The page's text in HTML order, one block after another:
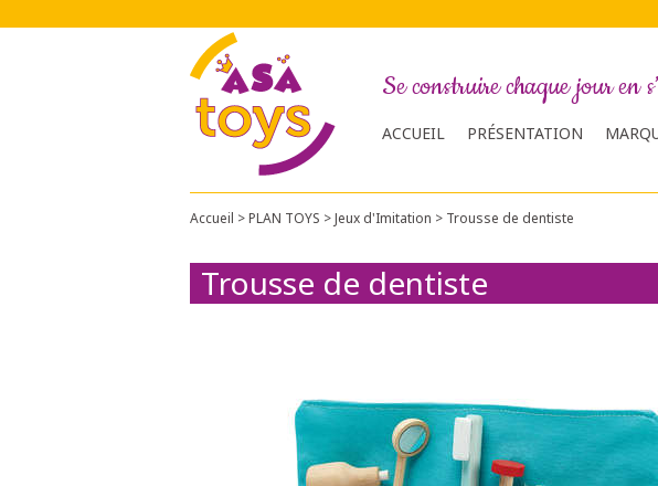
Se construire chaque jour en
ACCUEIL PRÉSENTATION
Accueil >PLAN TOYS >Jeux d'Imitation > Trousse de dentiste
Trousse de dentiste